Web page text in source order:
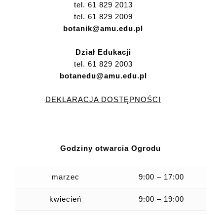
tel. 61 829 2013
tel. 61 829 2009
botanik@amu.edu.pl
Dział Edukacji
tel. 61 829 2003
botanedu@amu.edu.pl
DEKLARACJA DOSTĘPNOŚCI
Godziny otwarcia Ogrodu
marzec 9:00 – 17:00
kwiecień 9:00 – 19:00